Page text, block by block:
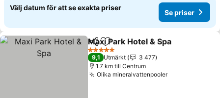
Välj datum för att se exakta priser
Se priser
Dela Lägg till i Mina Favoriter
Maxi Park Hotel & Spa
5 Stjärnor
9,1 Utmärkt
3 477
1.7 km till Centrum
Olika mineralvattenpoolerSe priser